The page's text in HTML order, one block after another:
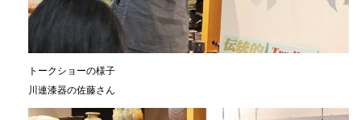
トークショーの様子
川連漆器の佐藤さん